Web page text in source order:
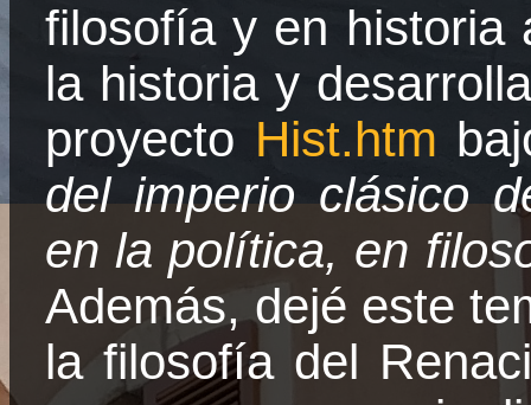
filosofía y en historia
la historia y
proyecto Hist.htm
del imperio clásico
en la política, en
Además, dejé este
la filosofía del